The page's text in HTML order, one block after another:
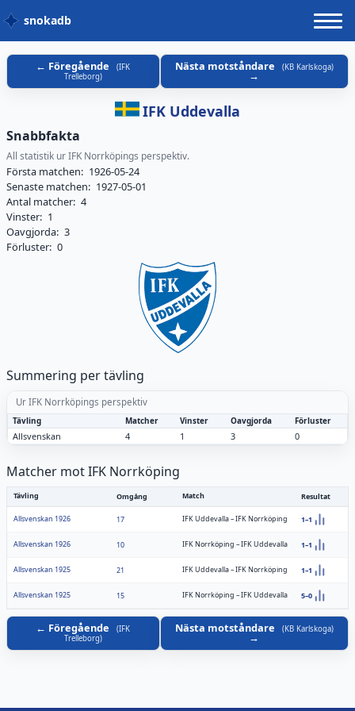
snokadb
Föregående (IFK
Trelleborg)
Nästa motståndare (KB Karlskoga)
IFK Uddevalla
Snabbfakta
All statistik ur IFK Norrköpings perspektiv.
Första matchen: 1926-05-24
Senaste matchen: 1927-05-01
Antal matcher: 4
Vinster: 1
Oavgjorda: 3
Förluster: 0
Summering per tävling
Ur IFK Norrköpings perspektiv
Tävling Matcher Vinster Oavgjorda Förluster
Allsvenskan 4 1 3 0
Matcher mot IFK Norrköping
Tävling Omgång Match Resultat
Allsvenskan 1926 17 IFK Uddevalla–IFK Norrköping 1–1
Allsvenskan 1926 10 IFK Norrköping –IFK Uddevalla 1–1
Allsvenskan 1925 21 IFK Uddevalla–IFK Norrköping 1–1
Allsvenskan 1925 15 IFK Norrköping –IFK Uddevalla 5–0
Föregående (IFK
Trelleborg)
Nästa motståndare (KB Karlskoga)